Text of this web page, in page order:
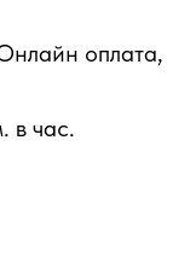
оплата,
в час.